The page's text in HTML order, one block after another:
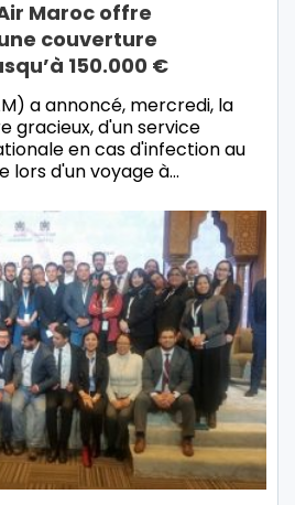
Maroc offre
couverture
150.000 €
a annoncé, mercredi, la
gracieux, d'un service
en cas d'infection au
lors d'un voyage à…